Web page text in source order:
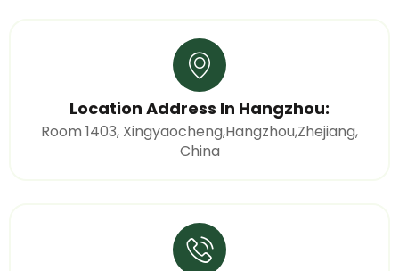
Location Address In Hangzhou:
Room 1403, Xingyaocheng,Hangzhou,Zhejiang,
China